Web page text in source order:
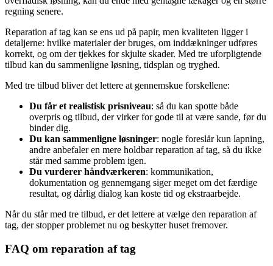
regning senere.
Reparation af tag kan se ens ud på papir, men kvaliteten ligger i
detaljerne: hvilke materialer der bruges, om inddækninger udføres
korrekt, og om der tjekkes for skjulte skader. Med tre uforpligtende
tilbud kan du sammenligne løsning, tidsplan og tryghed.
Med tre tilbud bliver det lettere at gennemskue forskellene:
Du får et realistisk prisniveau: så du kan spotte både
overpris og tilbud, der virker for gode til at være sande, før du
binder dig.
Du kan sammenligne løsninger: nogle foreslår kun lapning,
andre anbefaler en mere holdbar reparation af tag, så du ikke
står med samme problem igen.
Du vurderer håndværkeren: kommunikation,
dokumentation og gennemgang siger meget om det færdige
resultat, og dårlig dialog kan koste tid og ekstraarbejde.
Når du står med tre tilbud, er det lettere at vælge den reparation af
tag, der stopper problemet nu og beskytter huset fremover.
FAQ om reparation af tag